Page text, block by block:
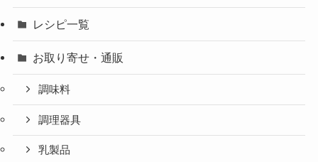
レシピ一覧
お取り寄せ・通販
調味料
調理器具
乳製品